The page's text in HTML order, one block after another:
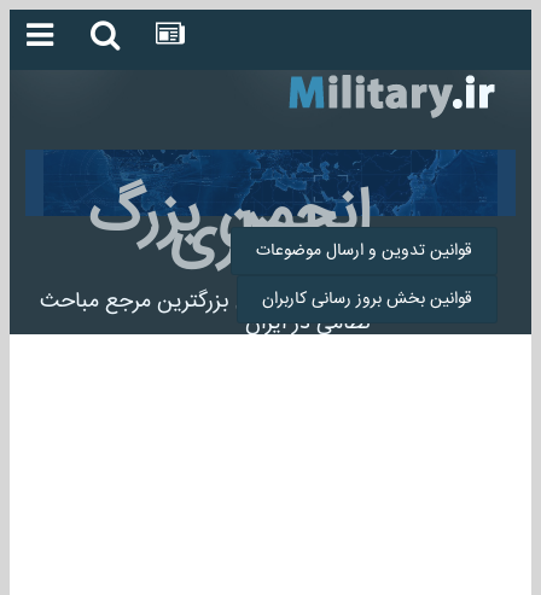
انجمن بزرگ
میلیتاری
انجمن میلیتاری بزرگترین مرجع مباحث
نظامی در ایران
قوانین تدوین و ارسال موضوعات
قوانین بخش بروز رسانی کاربران